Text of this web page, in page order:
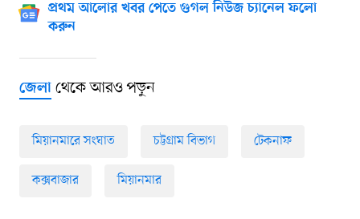
প্রথম আলোর খবর পেতে গুগল নিউজ চ্যানেল ফলো
করুন
জেলাথেকে আরও পড়ুন
মিয়ানমারে সংঘাত চট্টগ্রাম বিভাগ টেকনাফ
কক্সবাজার মিয়ানমার